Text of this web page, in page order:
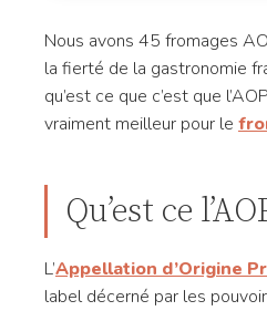
Nous avons 45 fromages
la fierté de la gastronomie
qu’est ce que c’est que
vraiment meilleur pour le
Qu’est ce
L’Appellation d’Origine
label décerné par les